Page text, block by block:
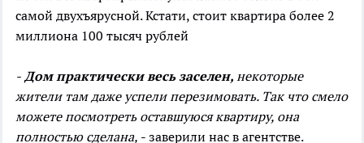
самой двухъярусной. Кстати, стоит квартира более 2
миллиона 100 тысяч рублей
- Дом практически весь заселен, некоторые
жители там даже успели перезимовать. Так что смело
можете посмотреть оставшуюся квартиру, она
полностью сделана, - заверили нас в агентстве.